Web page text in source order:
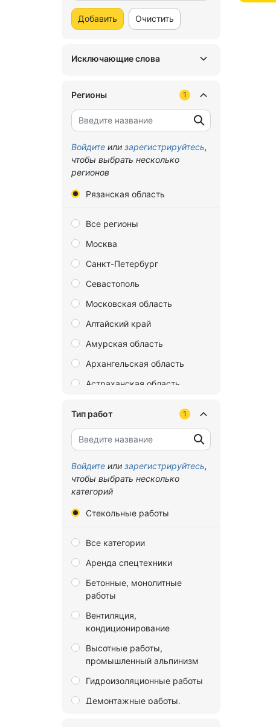
Добавить Очистить
Исключающие слова
Регионы 1
Войдите или зарегистрируйтесь,
чтобы выбрать несколько
регионов
Рязанская область
Все регионы
Москва
Санкт-Петербург
Севастополь
Московская область
Алтайский край
Амурская область
Архангельская область
Астраханская область
Брянская область
Владимирская область
Волгоградская область
Донецкая Народная
область
Запорожская область
Ивановская область
Иркутская область
Калининградская область
Тип работ 1
Войдите или зарегистрируйтесь,
чтобы выбрать несколько
категорий
Стекольные работы
Все категории
Аренда спецтехники
Бетонные, монолитные
работы
Вентиляция,
кондиционирование
Высотные работы,
промышленный альпинизм
Гидроизоляционные работы
Демонтажные работы,